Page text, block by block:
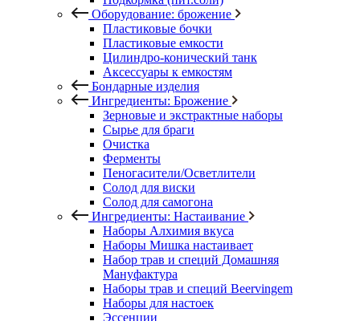
Оборудование: брожение
Пластиковые бочки
Пластиковые емкости
Цилиндро-конический танк
Аксессуары к емкостям
Бондарные изделия
Ингредиенты: Брожение
Зерновые и экстрактные наборы
Сырье для браги
Очистка
Ферменты
Пеногасители/Осветлители
Солод для виски
Солод для самогона
Ингредиенты: Настаивание
Наборы Алхимия вкуса
Наборы Мишка настаивает
Набор трав и специй Домашняя
Мануфактура
Наборы трав и специй Beervingem
Наборы для настоек
Эссенции